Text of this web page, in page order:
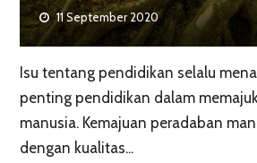
11 September 2020
Isu tentang pendidikan selalu
penting pendidikan dalam
manusia. Kemajuan peradaban
dengan kualitas...